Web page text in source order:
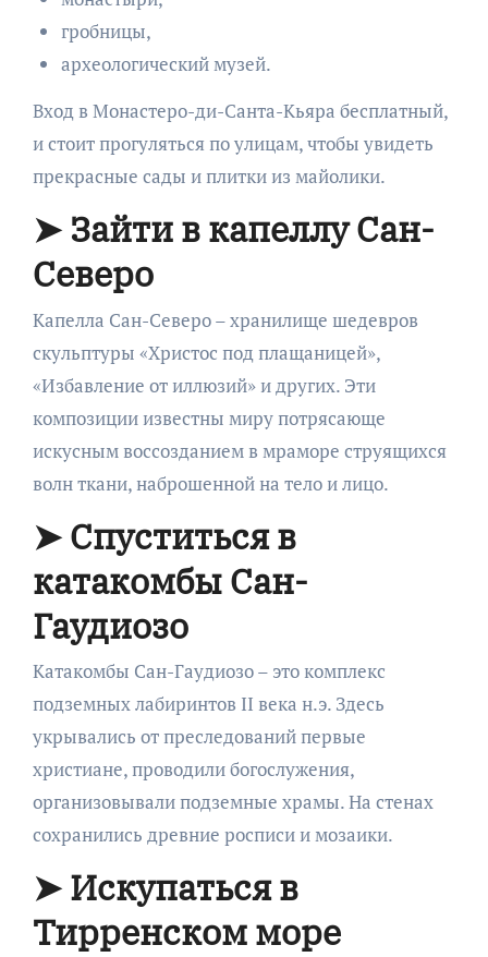
гробницы,
археологический музей.
Вход в Монастеро-ди-Санта-Кьяра бесплатный,
и стоит прогуляться по улицам, чтобы увидеть
прекрасные сады и плитки из майолики.
➤ Зайти в капеллу Сан-
Северо
Капелла Сан-Северо – хранилище шедевров
скульптуры «Христос под плащаницей»,
«Избавление от иллюзий» и других. Эти
композиции известны миру потрясающе
искусным воссозданием в мраморе струящихся
волн ткани, наброшенной на тело и лицо.
➤ Спуститься в
катакомбы Сан-
Гаудиозо
Катакомбы Сан-Гаудиозо – это комплекс
подземных лабиринтов II века н.э. Здесь
укрывались от преследований первые
христиане, проводили богослужения,
организовывали подземные храмы. На стенах
сохранились древние росписи и мозаики.
➤ Искупаться в
Тирренском море